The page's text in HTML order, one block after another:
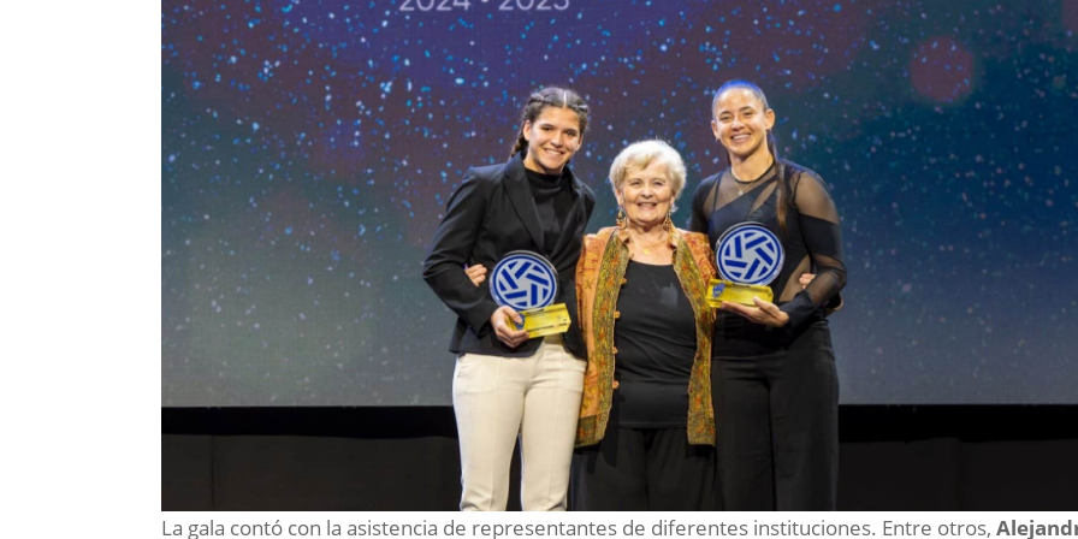
La gala contó con la asistencia de representantes de diferentes instituciones. Entre otros,